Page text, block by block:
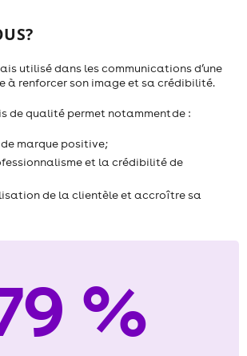
utilisé dans les communications d’une
à renforcer son image et sa crédibilité.
de qualité permet notamment de :
marque positive;
et la crédibilité de
de la clientèle et accroître sa
%